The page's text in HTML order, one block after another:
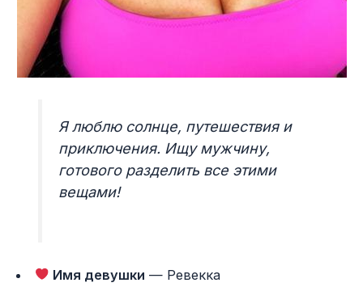
Я люблю солнце, путешествия и
приключения. Ищу мужчину,
готового разделить все этими
вещами!
Имя девушки — Ревекка